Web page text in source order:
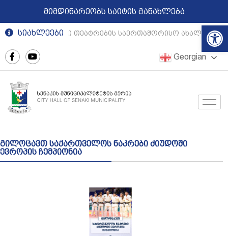
მიმდინარეობს საიტის განახლება
სიახლეები
რეგიონული თეატრების საერთაშორისო
Georgian
გილოცავთ საქართველოს ნაკრები ძიუდოში
ევროპის ჩემპიონია